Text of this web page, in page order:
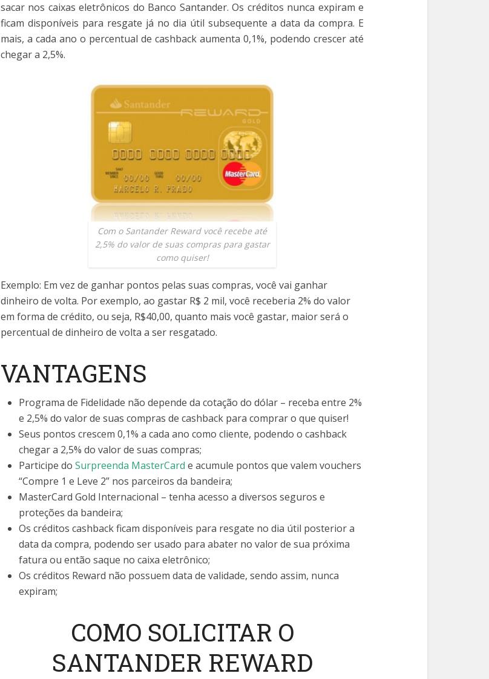
sacar nos caixas eletrônicos do Banco Santander. Os créditos nunca expiram e
ficam disponíveis para resgate já no dia útil subsequente a data da compra. E
mais, a cada ano o percentual de cashback aumenta 0,1%, podendo crescer até
chegar a 2,5%.
Com o Santander Reward você recebe até
2,5% do valor de suas compras para gastar
como quiser!
Exemplo: Em vez de ganhar pontos pelas suas compras, você vai ganhar
dinheiro de volta. Por exemplo, ao gastar R$ 2 mil, você receberia 2% do valor
em forma de crédito, ou seja, R$40,00, quanto mais você gastar, maior será o
percentual de dinheiro de volta a ser resgatado.
VANTAGENS
Programa de Fidelidade não depende da cotação do dólar – receba entre 2%
e 2,5% do valor de suas compras de cashback para comprar o que quiser!
Seus pontos crescem 0,1% a cada ano como cliente, podendo o cashback
chegar a 2,5% do valor de suas compras;
Participe do Surpreenda MasterCard e acumule pontos que valem vouchers
“Compre 1 e Leve 2” nos parceiros da bandeira;
MasterCard Gold Internacional – tenha acesso a diversos seguros e
proteções da bandeira;
Os créditos cashback ficam disponíveis para resgate no dia útil posterior a
data da compra, podendo ser usado para abater no valor de sua próxima
fatura ou então saque no caixa eletrônico;
Os créditos Reward não possuem data de validade, sendo assim, nunca
expiram;
COMO SOLICITAR O
SANTANDER REWARD